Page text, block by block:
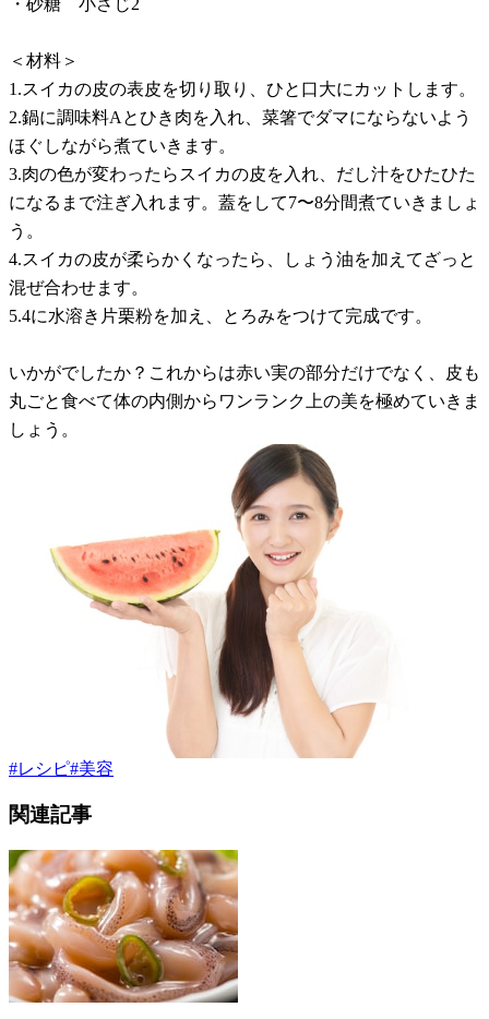
＜材料＞
1.スイカの皮の表皮を切り取り、ひと口大にカットします。
2.鍋に調味料Aとひき肉を入れ、菜箸でダマにならないよう
ほぐしながら煮ていきます。
3.肉の色が変わったらスイカの皮を入れ、だし汁をひたひた
になるまで注ぎ入れます。蓋をして7〜8分間煮ていきましょ
う。
4.スイカの皮が柔らかくなったら、しょう油を加えてざっと
混ぜ合わせます。
5.4に水溶き片栗粉を加え、とろみをつけて完成です。
いかがでしたか？これからは赤い実の部分だけでなく、皮も
丸ごと食べて体の内側からワンランク上の美を極めていきま
しょう。
#レシピ#美容
関連記事